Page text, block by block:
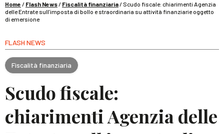
Home / Flash News/ Fiscalità finanziaria/ Scudo fiscale: chiarimenti Agenzia
delle Entrate sull’imposta di bollo e straordinaria su attività finanziarie oggetto
di emersione
FLASH NEWS
Fiscalità finanziaria
Scudo fiscale:
chiarimenti Agenzia delle